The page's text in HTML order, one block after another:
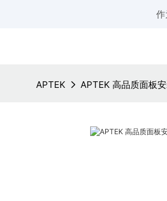
作
APTEK APTEK 高品质面板